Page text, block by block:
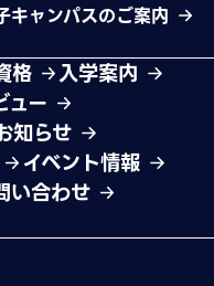
キャンパスのご案内
格
入学案内
ュー
知らせ
イベント情報
い合わせ